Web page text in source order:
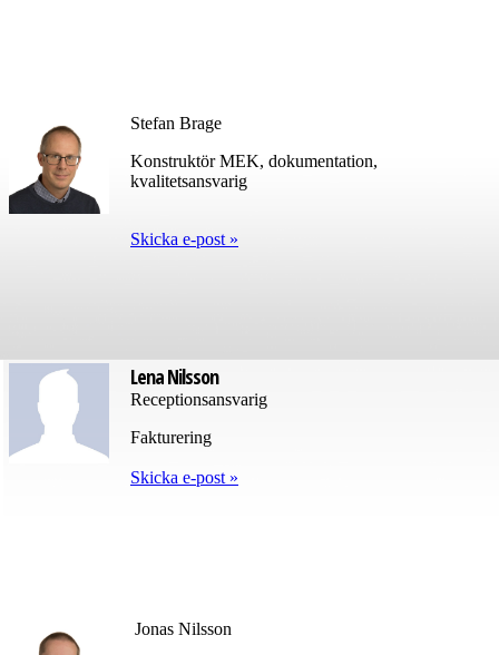
Stefan Brage
Konstruktör MEK, dokumentation,
kvalitetsansvarig
Skicka e-post »
Lena Nilsson
Receptionsansvarig
Fakturering
Skicka e-post »
Jonas Nilsson